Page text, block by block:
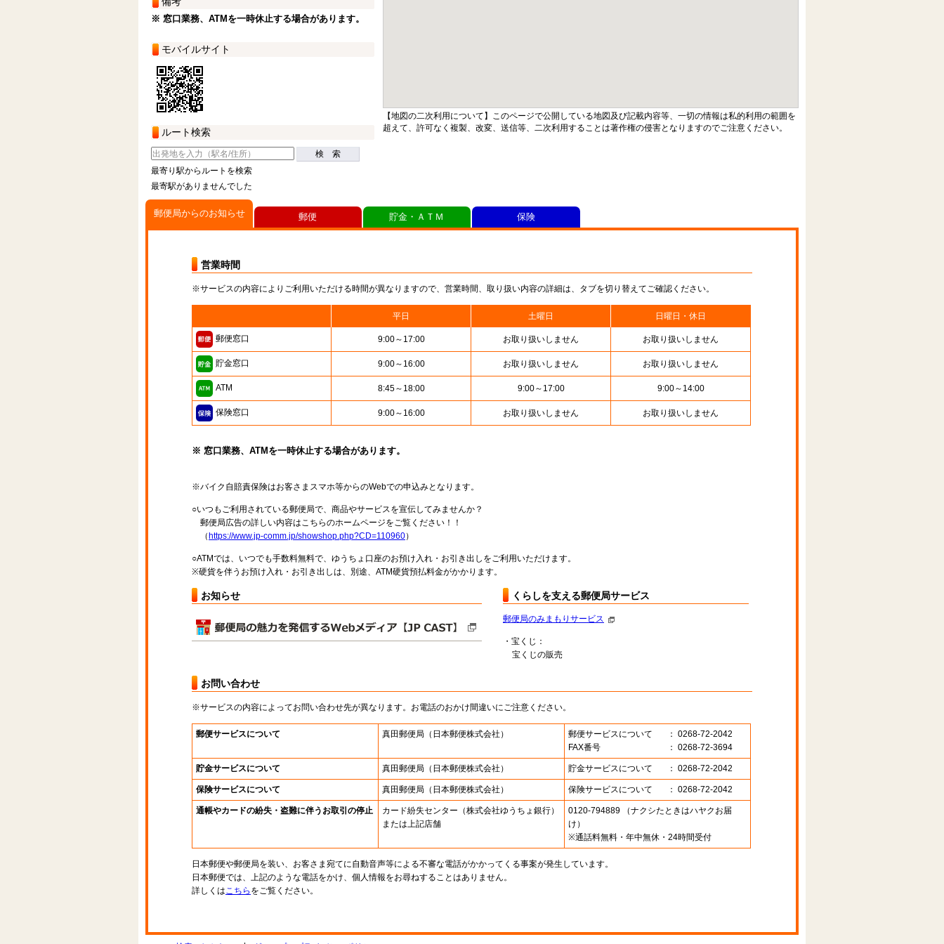
※ 窓口業務、ATMを一時休止する場合があります。
モバイルサイト
ルート検索
検 索
最寄り駅からルートを検索
最寄駅がありませんでした
【地図の二次利用について】このページで公開している地図及び記載内容等、一切の情報は私的利用の範囲を
超えて、許可なく複製、改変、送信等、二次利用することは著作権の侵害となりますのでご注意ください。
郵便局からのお知らせ
営業時間
※サービスの内容によりご利用いただける時間が異なりますので、営業時間、取り扱い内容の詳細は、タブを切り替えてご確認ください。
平日 土曜日 日曜日・休日
郵便窓口 9:00～17:00 お取り扱いしません お取り扱いしません
貯金窓口 9:00～16:00 お取り扱いしません お取り扱いしません
ATM 8:45～18:00 9:00～17:00 9:00～14:00
保険窓口 9:00～16:00 お取り扱いしません お取り扱いしません
※ 窓口業務、ATMを一時休止する場合があります。
※バイク自賠責保険はお客さまスマホ等からのWebでの申込みとなります。
○いつもご利用されている郵便局で、商品やサービスを宣伝してみませんか？
郵便局広告の詳しい内容はこちらのホームページをご覧ください！！
（ https://www.jp-comm.jp/showshop.php?CD=110960）
○ATMでは、いつでも手数料無料で、ゆうちょ口座のお預け入れ・お引き出しをご利用いただけます。
※硬貨を伴うお預け入れ・お引き出しは、別途、ATM硬貨預払料金がかかります。
お知らせ くらしを支える郵便局サービス
郵便局のみまもりサービス
・宝くじ：
宝くじの販売
お問い合わせ
※サービスの内容によってお問い合わせ先が異なります。お電話のおかけ間違いにご注意ください。
郵便サービスについて 真田郵便局 （日本郵便株式会社） 郵便サービスについて
： 0268-72-2042
FAX番号
： 0268-72-3694
貯金サービスについて 真田郵便局 （日本郵便株式会社） 貯金サービスについて ： 0268-72-2042
保険サービスについて 真田郵便局 （日本郵便株式会社） 保険サービスについて ： 0268-72-2042
通帳やカードの紛失・盗難に伴うお取引の停止 カード紛失センター （株式会社ゆうちょ銀行）
または上記店舗
0120-794889 （ナクシたときはハヤクお届
け）
※通話料無料・年中無休・24時間受付
日本郵便や郵便局を装い、お客さま宛てに自動音声等による不審な電話がかかってくる事案が発生しています。
日本郵便では、上記のような電話をかけ、個人情報をお尋ねすることはありません。
詳しくはこちら をご覧ください。
郵便 貯金・ＡＴＭ 保険